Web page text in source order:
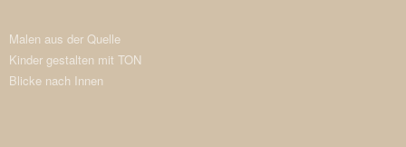
Malen aus der Quelle
Kinder gestalten mit TON
Blicke nach Innen